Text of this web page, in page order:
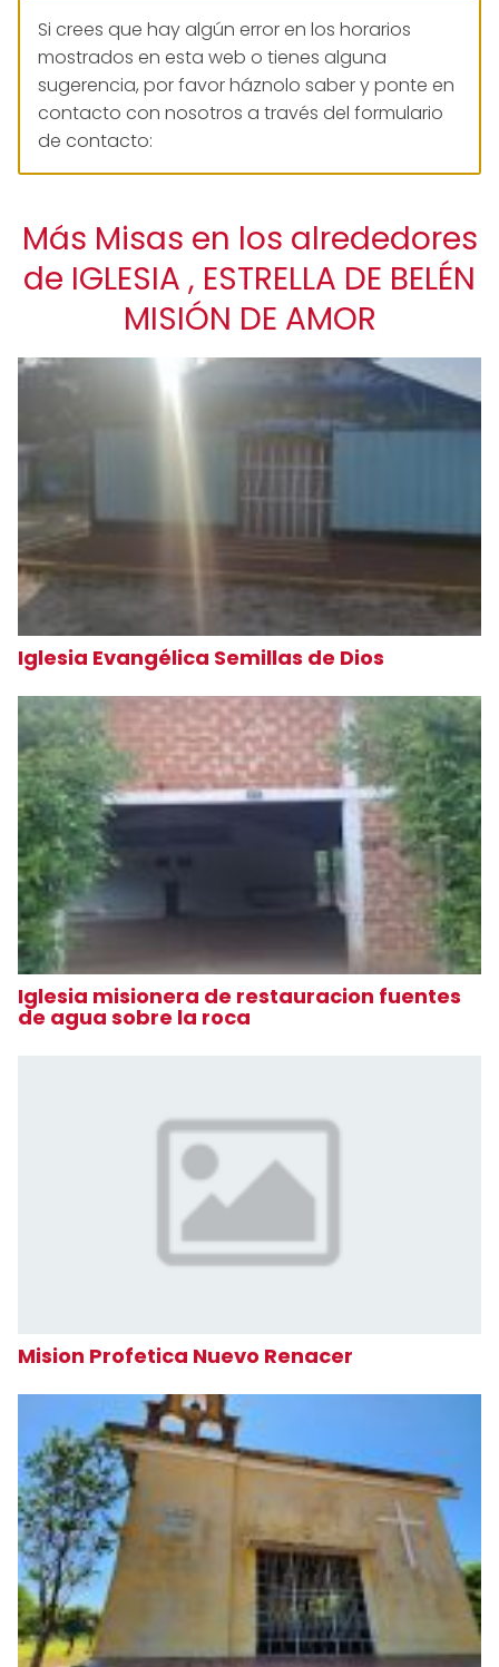
Si crees que hay algún error en los horarios
mostrados en esta web o tienes alguna
sugerencia, por favor háznolo saber y ponte en
contacto con nosotros a través del formulario
de contacto:
Más Misas en los alrededores
de IGLESIA , ESTRELLA DE BELÉN
MISIÓN DE AMOR
Iglesia Evangélica Semillas de Dios
Iglesia misionera de restauracion fuentes
de agua sobre la roca
Mision Profetica Nuevo Renacer